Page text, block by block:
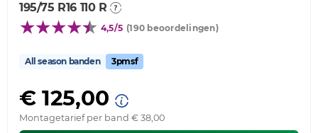
195/75 R16 110 R
4,5/5 (190 beoordelingen)
All season banden 3pmsf
€ 125,00
Montagetarief per band € 38,00